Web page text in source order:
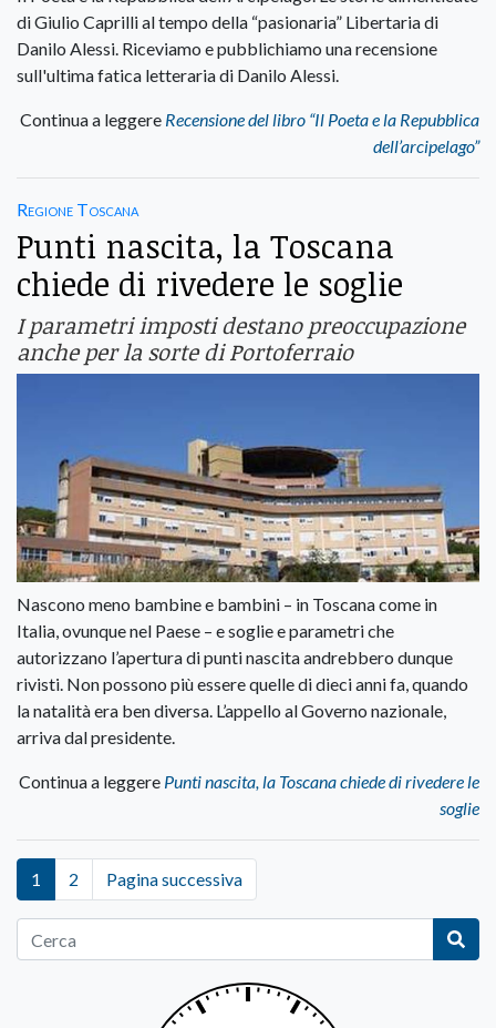
di Giulio Caprilli al tempo della “pasionaria” Libertaria di
Danilo Alessi. Riceviamo e pubblichiamo una recensione
sull'ultima fatica letteraria di Danilo Alessi.
Continua a leggere Recensione del libro “Il Poeta e la Repubblica
dell’arcipelago”
Regione Toscana
Punti nascita, la Toscana
chiede di rivedere le soglie
I parametri imposti destano preoccupazione
anche per la sorte di Portoferraio
Nascono meno bambine e bambini – in Toscana come in
Italia, ovunque nel Paese – e soglie e parametri che
autorizzano l’apertura di punti nascita andrebbero dunque
rivisti. Non possono più essere quelle di dieci anni fa, quando
la natalità era ben diversa. L’appello al Governo nazionale,
arriva dal presidente.
Continua a leggere Punti nascita, la Toscana chiede di rivedere le
soglie
1 2 Pagina successiva